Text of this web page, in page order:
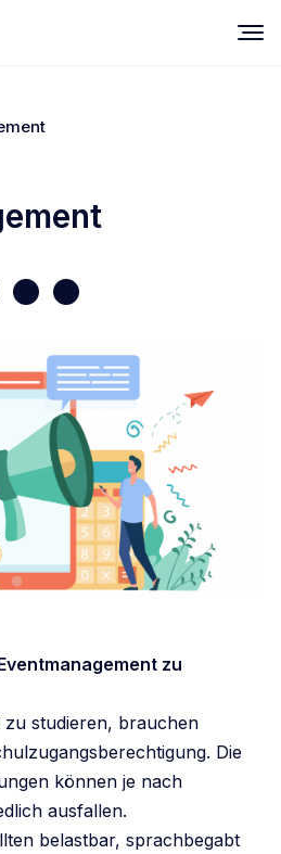
zu
zu studieren, brauchen
Die
können je nach
ausfallen.
belastbar, sprachbegabt